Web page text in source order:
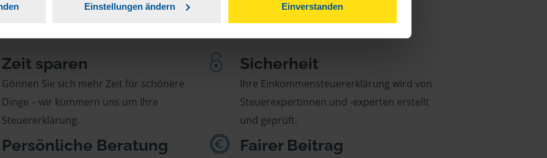
Einstellungen ändern Einverstanden
Zeit sparen
Gönnen Sie sich mehr Zeit für schönere
Dinge – wir kümmern uns um Ihre
Steuererklärung.
Sicherheit
Ihre Einkommensteuererklärung wird von
Steuerexpertinnen und -experten erstellt
und geprüft.
Persönliche Beratung Fairer Beitrag